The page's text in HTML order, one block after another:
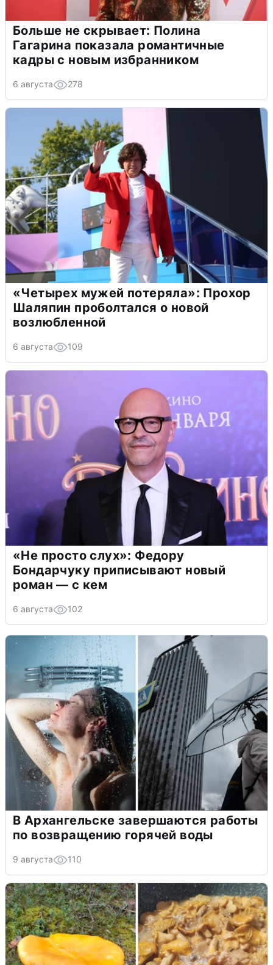
Больше не скрывает: Полина
Гагарина показала романтичные
кадры с новым избранником
6 августа 278
«Четырех мужей потеряла»: Прохор
Шаляпин проболтался о новой
возлюбленной
6 августа 109
«Не просто слух»: Федору
Бондарчуку приписывают новый
роман — с кем
6 августа 102
В Архангельске завершаются работы
по возвращению горячей воды
9 августа 110